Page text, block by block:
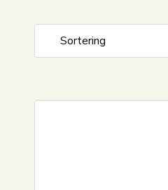
Sortering